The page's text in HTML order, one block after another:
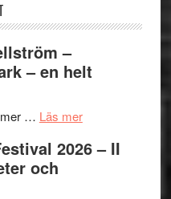
–
– en helt
… Läs merom
Håkan
2026 – II
och